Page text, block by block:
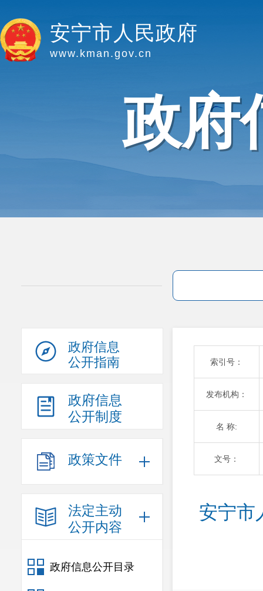
安宁市人民政府
www.kman.gov.cn
政府
政府信息
公开指南
政府信息
公开制度
政策文件
法定主动
公开内容
政府信息公开目录
索引号：
发布机构：
名 称:
文号：
安宁市